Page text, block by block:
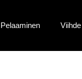
Pelaaminen Viihde